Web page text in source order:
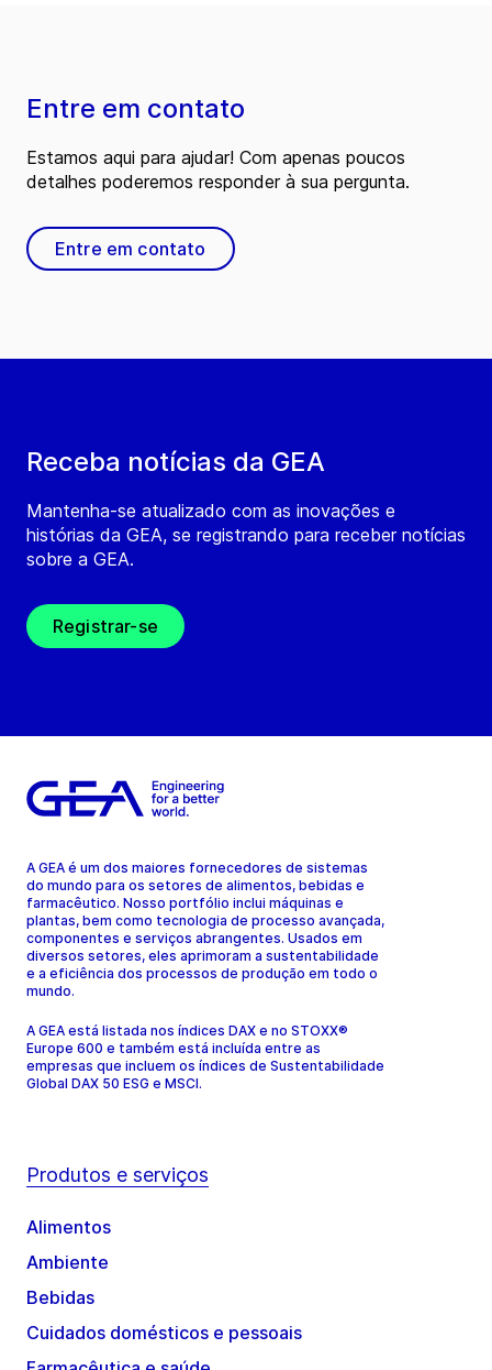
Receba notícias da GEA
Mantenha-se atualizado com as inovações e
histórias da GEA, se registrando para receber notícias
sobre a GEA.
Registrar-se
Entre em contato
Estamos aqui para ajudar! Com apenas poucos
detalhes poderemos responder à sua pergunta.
Entre em contato
A GEA é um dos maiores fornecedores de sistemas
do mundo para os setores de alimentos, bebidas e
farmacêutico. Nosso portfólio inclui máquinas e
plantas, bem como tecnologia de processo avançada,
componentes e serviços abrangentes. Usados em
diversos setores, eles aprimoram a sustentabilidade
e a eficiência dos processos de produção em todo o
mundo.
A GEA está listada nos índices DAX e no STOXX®
Europe 600 e também está incluída entre as
empresas que incluem os índices de Sustentabilidade
Global DAX 50 ESG e MSCI.
Produtos e serviços
Alimentos
Ambiente
Bebidas
Cuidados domésticos e pessoais